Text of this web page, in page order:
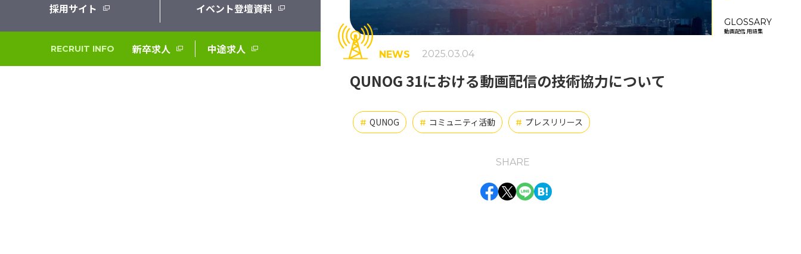
採用サイト イベント登壇資料
RECRUIT INFO 新卒求人 中途求人 NEWS 2025.03.04
QUNOG 31における動画配信の技術協力について
# QUNOG # コミュニティ活動 # プレスリリース
SHARE
Facebook
Twitter
LineHatena
GLOSSARY
動画配信 用語集